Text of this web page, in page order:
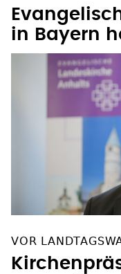
in Bayern
VOR